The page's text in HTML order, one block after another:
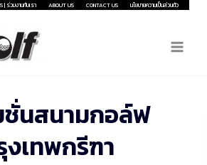
| ร่วมงานกับเรา ABOUT US CONTACT US นโยบายความเป็นส่วนตัว
ชั่นสนามกอล์ฟ
งเทพกรีฑา